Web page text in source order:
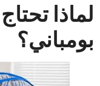
تحتاج
؟